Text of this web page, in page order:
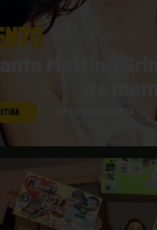
Metting
de
PARTICIPAR DO EVENTO